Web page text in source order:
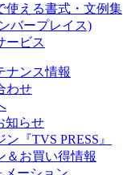
使える書式・文例集
バープレイス)
ービス
ナンス情報
わせ
知らせ
『TVS PRESS』
＆お買い得情報